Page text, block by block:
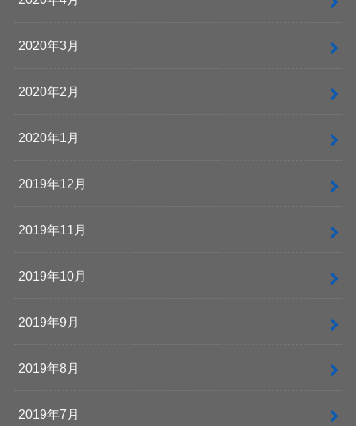
2020年3月
2020年2月
2020年1月
2019年12月
2019年11月
2019年10月
2019年9月
2019年8月
2019年7月